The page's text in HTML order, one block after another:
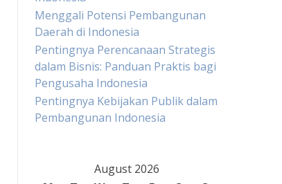
Menggali Potensi Pembangunan
Daerah di Indonesia
Pentingnya Perencanaan Strategis
dalam Bisnis: Panduan Praktis bagi
Pengusaha Indonesia
Pentingnya Kebijakan Publik dalam
Pembangunan Indonesia
August 2026